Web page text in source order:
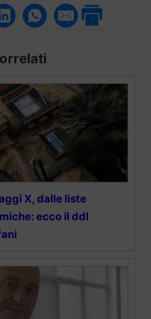
X, dalle liste
ecco il ddl